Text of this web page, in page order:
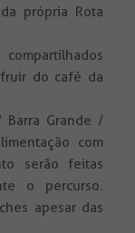
própria Rota
do café da
Barra Grande /
com
serão feitas
o percurso.
apesar das